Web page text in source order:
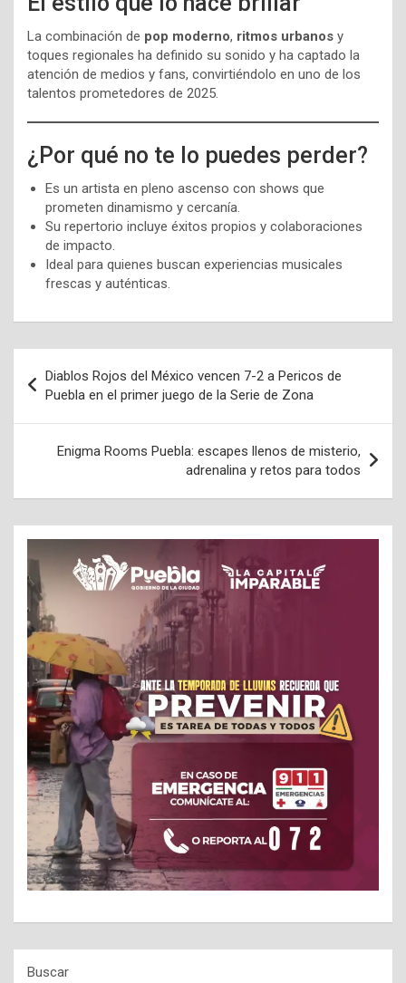
La combinación de pop moderno, ritmos urbanos y
toques regionales ha definido su sonido y ha captado la
atención de medios y fans, convirtiéndolo en uno de los
talentos prometedores de 2025.
¿Por qué no te lo puedes perder?
Es un artista en pleno ascenso con shows que
prometen dinamismo y cercanía.
Su repertorio incluye éxitos propios y colaboraciones
de impacto.
Ideal para quienes buscan experiencias musicales
frescas y auténticas.
de
entradas
Diablos Rojos del México vencen 7-2 a Pericos de
Puebla en el primer juego de la Serie de Zona
Enigma Rooms Puebla: escapes llenos de misterio,
adrenalina y retos para todos
Buscar